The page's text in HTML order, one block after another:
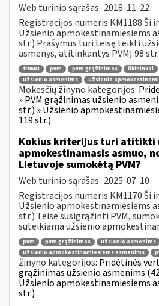
Web turinio sąrašas 2018-11-22
Registracijos numeris KM1188 Ši
Užsienio apmokestinamiesiems
str.) Prašymus turi teisę teikti
asmenys, atitinkantys PVMĮ 98 str.
fr0601 pvm pvm grąžinimas ūkininkai
užsienio asmenims
užsienio
Mokesčių žinyno kategorijos:
» PVM grąžinimas užsienio
str.) » Užsienio
119 str.)
Kokius kriterijus turi atitikti
apmokestinamasis asmuo,
Lietuvoje sumokėtą PVM?
Web turinio sąrašas 2025-07-10
Registracijos numeris KM1170 Ši
Užsienio apmokestinamiesiems
str.) Teisė susigrąžinti PVM,
suteikiama užsienio
pvm pvm grąžinimas
užsienio asmenims
užsienio apmokestinamiesiems asmenims
žinyno kategorijos: Pridėtinės
grąžinimas užsienio asmenims
Užsienio apmokestinamiesiems
str.)